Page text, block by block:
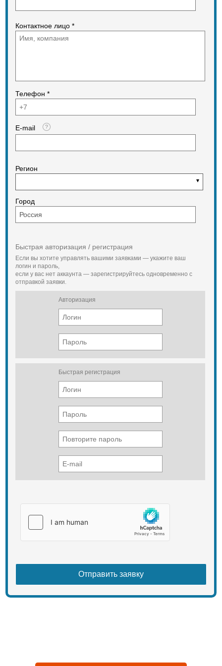
Контактное лицо *
Телефон *
E-mail
Регион
Город
Быстрая авторизация / регистрация
Если вы хотите управлять вашими заявками — укажите ваш
логин и пароль,
если у вас нет аккаунта — зарегистрируйтесь одновременно с
отправкой заявки.
Авторизация
Быстрая регистрация